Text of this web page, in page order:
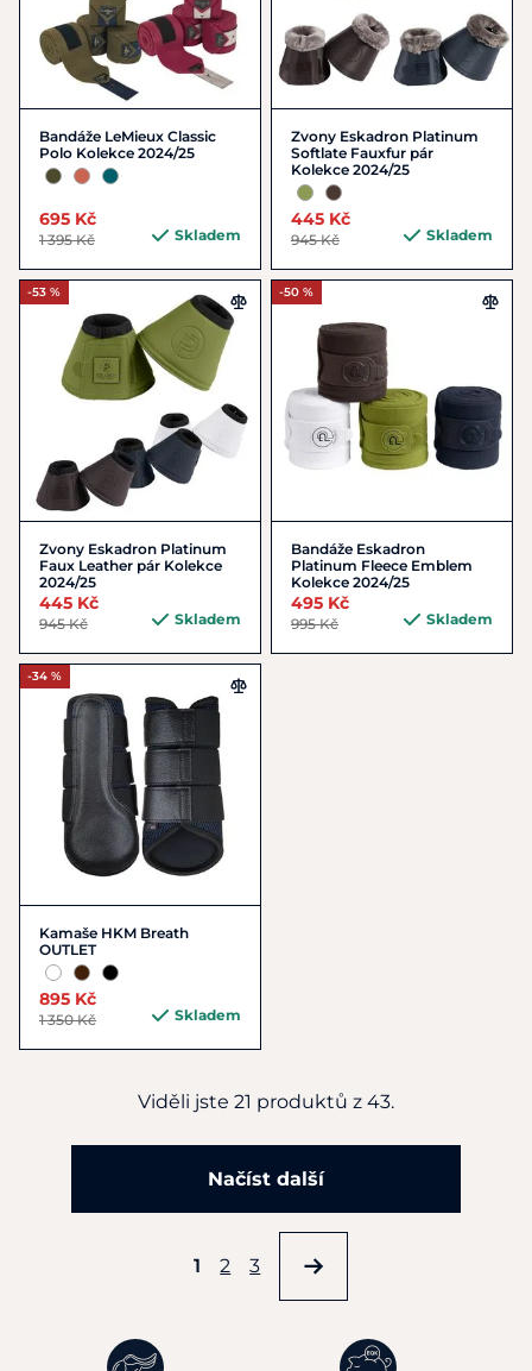
Bandáže LeMieux Classic
Polo Kolekce 2024/25
695 Kč
1 395 Kč Skladem
Zvony Eskadron Platinum
Softlate Fauxfur pár
Kolekce 2024/25
445 Kč
945 Kč Skladem
-53 %
Zvony Eskadron Platinum
Faux Leather pár Kolekce
2024/25
445 Kč
945 Kč Skladem
-50 %
Bandáže Eskadron
Platinum Fleece Emblem
Kolekce 2024/25
495 Kč
995 Kč Skladem
-34 %
Kamaše HKM Breath
OUTLET
895 Kč
1 350 Kč Skladem
Viděli jste 21 produktů z 43.
Načíst další
1 2 3